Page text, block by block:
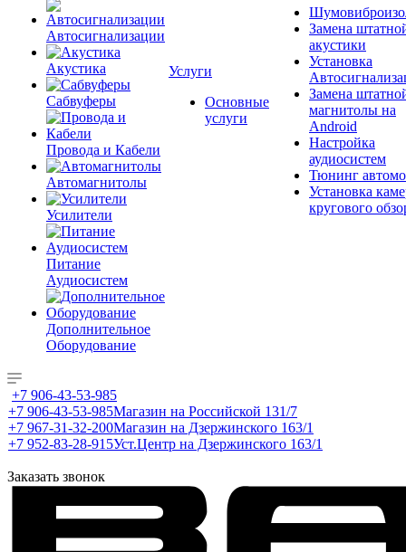
Автосигнализации
Акустика
Сабвуферы
Провода и Кабели
Автомагнитолы
Усилители
Питание
Аудиосистем
Дополнительное
Оборудование
Услуги
Основные
услуги
Замена
акустики
Установка
Замена
магнитолы на
Android
Настройка
аудиосистем
Тюнинг
Установка
кругового
+7 906-43-53-985
+7 906-43-53-985Магазин на Российской 131/7
+7 967-31-32-200Магазин на Дзержинского 163/1
+7 952-83-28-915Уст.Центр на Дзержинского 163/1
Заказать звонок